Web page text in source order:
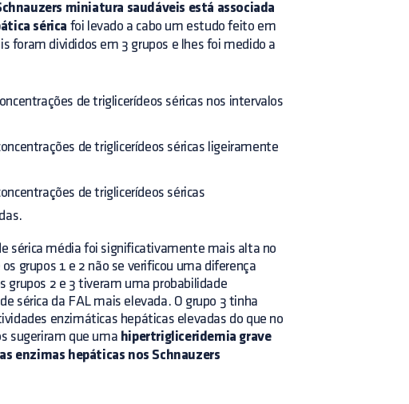
miniatura saudáveis está associada
sérica foi levado a cabo um estudo feito em
foram divididos em 3 grupos e lhes foi medido a
de triglicerídeos séricas nos intervalos
de triglicerídeos séricas ligeiramente
de triglicerídeos séricas
sérica média foi significativamente mais alta no
grupos 1 e 2 não se verificou uma diferença
grupos 2 e 3 tiveram uma probabilidade
sérica da FAL mais elevada. O grupo 3 tinha
enzimáticas hepáticas elevadas do que no
sugeriram que uma hipertrigliceridemia grave
enzimas hepáticas nos Schnauzers